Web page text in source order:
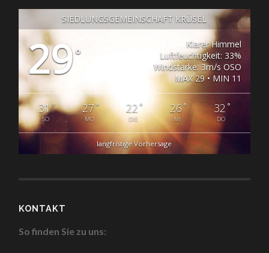
SIEDLUNGSGEMEINSCHAFT KRÜSEL
29°
Klarer Himmel
Luftfeuchtigkeit: 33%
Windstärke: 3m/s OSO
MAX 29 • MIN 11
31°
SO
27°
MO
22 °
DIE
26°
MI
32 °
DO
langfristige Vorhersage
KONTAKT
So finden Sie zu uns: